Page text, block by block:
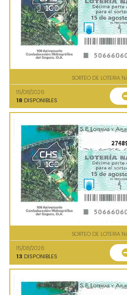
SORTEO DE LOTERIA
15/08/2026
18 DISPONIBLES
SORTEO DE LOTERIA
15/08/2026
13 DISPONIBLES